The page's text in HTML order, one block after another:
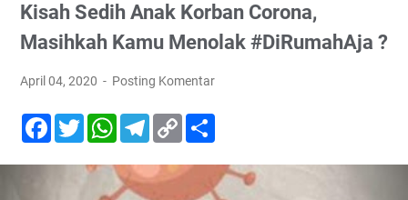
Kisah Sedih Anak Korban Corona,
Masihkah Kamu Menolak #DiRumahAja ?
April 04, 2020 Posting Komentar
F
a
e
T
w
t
t
W
t
s
A
T
e
g
C
y
r
e